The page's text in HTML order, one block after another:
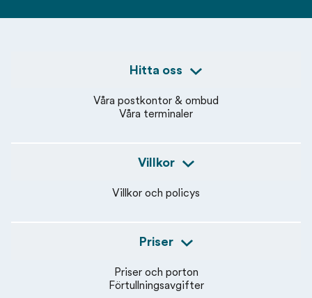
Hitta oss
Våra postkontor & ombud
Våra terminaler
Villkor
Villkor och policys
Priser
Priser och porton
Förtullningsavgifter